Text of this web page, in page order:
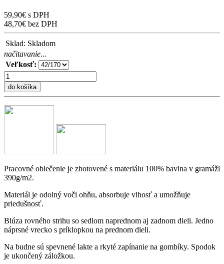
59,90€ s DPH
48,70€ bez DPH
Sklad: Skladom
načitavanie...
Veľkosť:
do košíka
Pracovné oblečenie je zhotovené s materiálu 100% bavlna v gramáži
390g/m2.
Materiál je odolný voči ohňu, absorbuje vlhosť a umožňuje
priedušnosť.
Blúza rovného strihu so sedlom naprednom aj zadnom dieli. Jedno
náprsné vrecko s príklopkou na prednom dieli.
Na budne sú spevnené lakte a rkyté zapínanie na gombíky. Spodok
je ukončený záložkou.